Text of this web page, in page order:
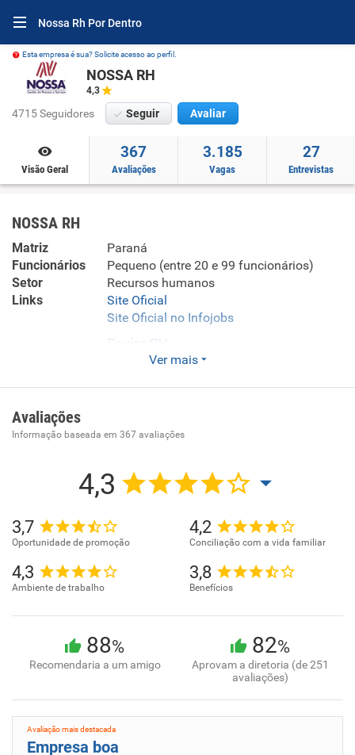
Nossa Rh Por Dentro
Esta empresa é sua? Solicite acesso ao perfil.
NOSSA RH
4,3
4715 Seguidores Seguir Avaliar
Visão Geral
367
Avaliações
3.185
Vagas
27
Entrevistas
NOSSA RH
Matriz
Paraná
Funcionários
Pequeno (entre 20 e 99 funcionários)
Setor
Recursos humanos
Links
Site Oficial
Site Oficial no Infojobs
Enviar CV
Ver mais
Avaliações
Informação baseada em 367 avaliações
4,3
3,7
Oportunidade de promoção
4,2
Conciliação com a vida familiar
4,3
Ambiente de trabalho
3,8
Benefícios
88%
Recomendaria a um amigo
82%
Aprovam a diretoria (de 251
avaliações)
Avaliação mais destacada
Empresa boa